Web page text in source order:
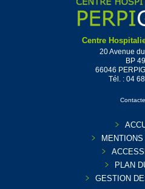
Centre
20 Avenue
BP
66046
Tél. : 04
PLAN
GESTION